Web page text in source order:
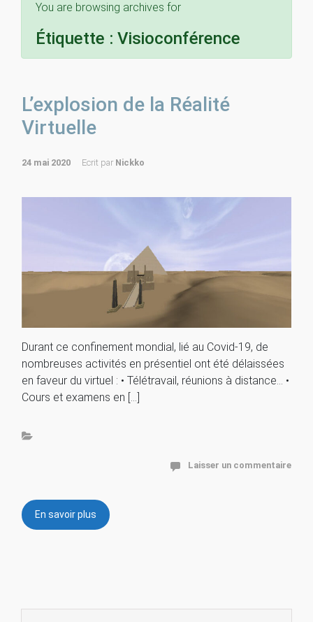
You are browsing archives for
Étiquette : Visioconférence
L’explosion de la Réalité
Virtuelle
24 mai 2020 Ecrit par Nickko
Durant ce confinement mondial, lié au Covid-19, de
nombreuses activités en présentiel ont été délaissées
en faveur du virtuel : • Télétravail, réunions à distance… •
Cours et examens en […]
Laisser un commentaire
En savoir plus